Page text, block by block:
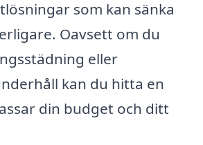
som kan sänka
Oavsett om du
eller
kan du hitta en
din budget och ditt